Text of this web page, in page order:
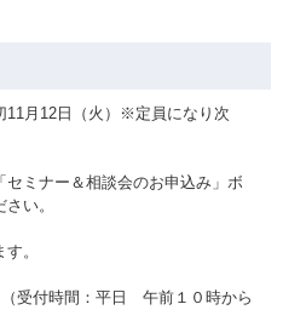
11月12日（火）※定員になり次
ミナー＆相談会のお申込み」ボ
い。
。
受付時間：平日 午前１０時から